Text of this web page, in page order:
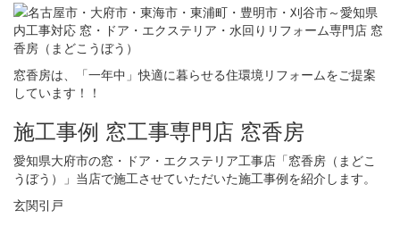
窓香房は、「一年中」快適に暮らせる住環境リフォームをご提案
しています！！
施工事例 窓工事専門店 窓香房
愛知県大府市の窓・ドア・エクステリア工事店「窓香房（まどこ
うぼう）」当店で施工させていただいた施工事例を紹介します。
玄関引戸